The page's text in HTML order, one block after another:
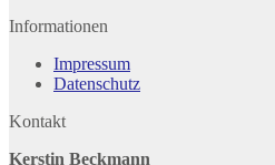
Informationen
Impressum
Datenschutz
Kontakt
Kerstin Beckmann